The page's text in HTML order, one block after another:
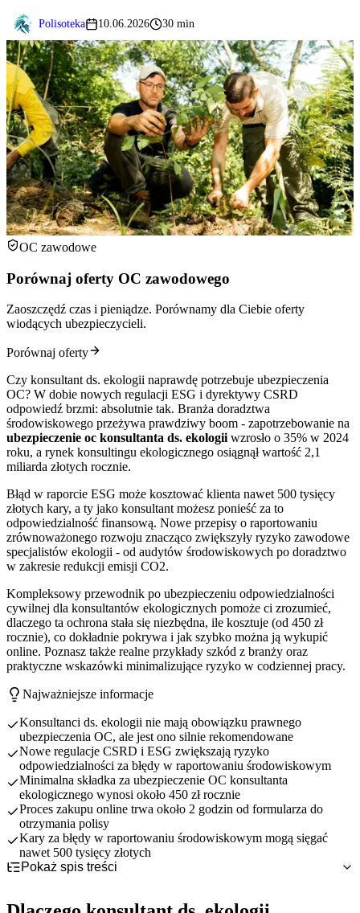
Polisoteka 10.06.2026 30 min
OC zawodowe
Porównaj oferty OC zawodowego
Zaoszczędź czas i pieniądze. Porównamy dla Ciebie oferty
wiodących ubezpieczycieli.
Porównaj oferty
Czy konsultant ds. ekologii naprawdę potrzebuje ubezpieczenia
OC? W dobie nowych regulacji ESG i dyrektywy CSRD
odpowiedź brzmi: absolutnie tak. Branża doradztwa
środowiskowego przeżywa prawdziwy boom - zapotrzebowanie na
ubezpieczenie oc konsultanta ds. ekologiiwzrosło o 35% w 2024
roku, a rynek konsultingu ekologicznego osiągnął wartość 2,1
miliarda złotych rocznie.
Błąd w raporcie ESG może kosztować klienta nawet 500 tysięcy
złotych kary, a ty jako konsultant możesz ponieść za to
odpowiedzialność finansową. Nowe przepisy o raportowaniu
zrównoważonego rozwoju znacząco zwiększyły ryzyko zawodowe
specjalistów ekologii - od audytów środowiskowych po doradztwo
w zakresie redukcji emisji CO2.
Kompleksowy przewodnik po ubezpieczeniu odpowiedzialności
cywilnej dla konsultantów ekologicznych pomoże ci zrozumieć,
dlaczego ta ochrona stała się niezbędna, ile kosztuje (od 450 zł
rocznie), co dokładnie pokrywa i jak szybko można ją wykupić
online. Poznasz także realne przykłady szkód z branży oraz
praktyczne wskazówki minimalizujące ryzyko w codziennej pracy.
Najważniejsze informacje
Konsultanci ds. ekologii nie mają obowiązku prawnego
ubezpieczenia OC, ale jest ono silnie rekomendowane
Nowe regulacje CSRD i ESG zwiększają ryzyko
odpowiedzialności za błędy w raportowaniu środowiskowym
Minimalna składka za ubezpieczenie OC konsultanta
ekologicznego wynosi około 450 zł rocznie
Proces zakupu online trwa około 2 godzin od formularza do
otrzymania polisy
Kary za błędy w raportowaniu środowiskowym mogą sięgać
nawet 500 tysięcy złotych
Pokaż spis treści